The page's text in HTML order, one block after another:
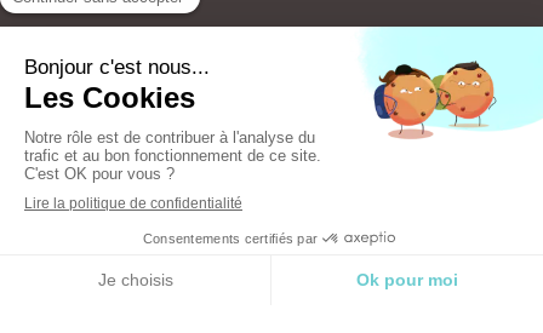
153 rue Antoine Parmentier
Afficher le téléphone
Demander un devis
Création et référencement du site par Simplébo